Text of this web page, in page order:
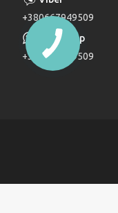
Паяльники для
Дзеркала
Дитячі ліжечка
Кухонні модулі
+380667949509
+380667949509